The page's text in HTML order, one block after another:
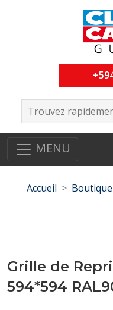
MENU
Accueil Boutique
Grille de
594*594